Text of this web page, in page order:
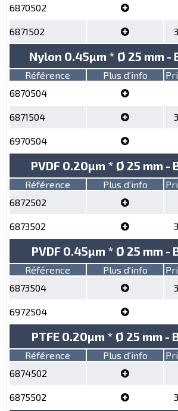
6870502
6871502
Nylon 0.45µm * Ø 25 mm -
Référence Plus d'info
6870504
6871504
6970504
PVDF 0.20µm * Ø 25 mm -
Référence Plus d'info
6872502
6873502
PVDF 0.45µm * Ø 25 mm -
Référence Plus d'info
6873504
6972504
PTFE 0.20µm * Ø 25 mm -
Référence Plus d'info
6874502
6875502